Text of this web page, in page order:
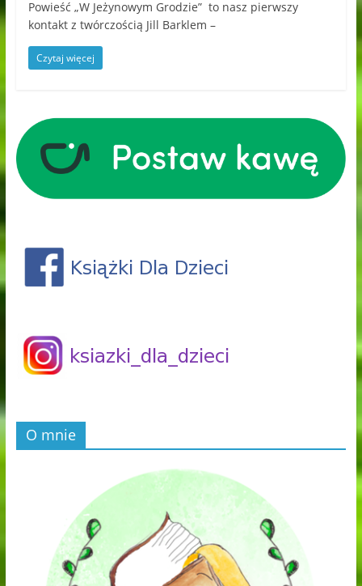
Powieść „W Jeżynowym Grodzie” to nasz pierwszy
kontakt z twórczością Jill Barklem –
Czytaj więcej
O mnie